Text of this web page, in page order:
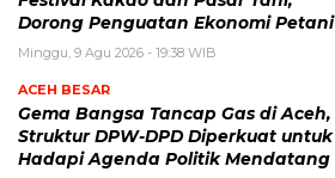
Dorong Penguatan Ekonomi Petani
Minggu, 9 Agu 2026 - 19:38 WIB
ACEH BESAR
Gema Bangsa Tancap Gas di Aceh,
Struktur DPW-DPD Diperkuat untuk
Hadapi Agenda Politik Mendatang